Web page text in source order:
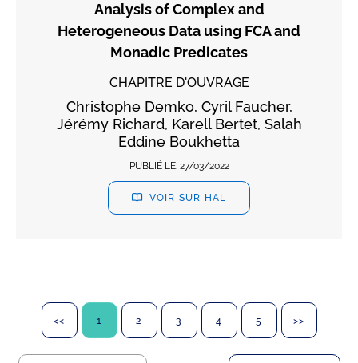
Analysis of Complex and
Heterogeneous Data using FCA and
Monadic Predicates
CHAPITRE D'OUVRAGE
Christophe Demko, Cyril Faucher,
Jérémy Richard, Karell Bertet, Salah
Eddine Boukhetta
PUBLIÉ LE: 27/03/2022
VOIR SUR HAL
<< 1 2 3 4 5 >>